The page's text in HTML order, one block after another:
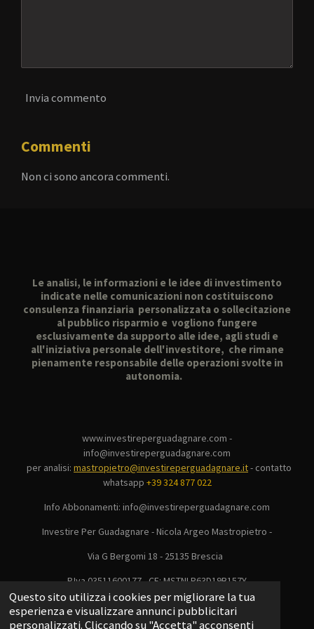
Questo sito utilizza i cookies per migliorare la tua
esperienza e visualizzare annunci pubblicitari
personalizzati. Cliccando su "Accetta" acconsenti
Invia commento
Commenti
Non ci sono ancora commenti.
Le analisi, le informazioni e le idee di investimento
indicate nelle comunicazioni non costituiscono
consulenza finanziaria personalizzata o sollecitazione
al pubblico risparmio e vogliono fungere
esclusivamente da supporto alle idee, agli studi e
all'iniziativa personale dell'investitore, che rimane
pienamente responsabile delle operazioni svolte in
autonomia.
www.investireperguadagnare.com -
info@investireperguadagnare.com
per analisi: mastropietro@investireperguadagnare.it- contatto
whatsapp +39 324 877 022
Info Abbonamenti: info@investireperguadagnare.com
Investire Per Guadagnare - Nicola Argeo Mastropietro -
Via G Bergomi 18 - 25135 Brescia
P.Iva 03511600177 - CF: MSTNLR63D19B157Y
© 2025 - 2026 Investire Per Guadagnare
Fornito daWebador